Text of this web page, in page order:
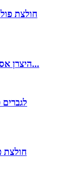
היצרן אספקת חולצת פולו לגברים קיץ מי...